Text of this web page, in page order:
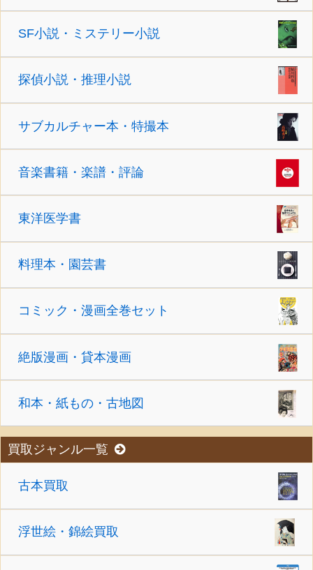
SF小説・ミステリー小説
探偵小説・推理小説
サブカルチャー本・特撮本
音楽書籍・楽譜・評論
東洋医学書
料理本・園芸書
コミック・漫画全巻セット
絶版漫画・貸本漫画
和本・紙もの・古地図
買取ジャンル一覧
古本買取
浮世絵・錦絵買取